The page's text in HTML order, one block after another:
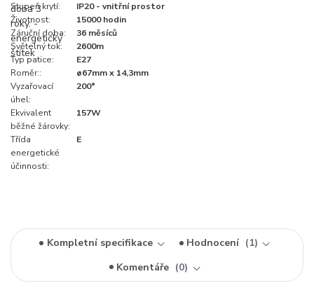
Stupeň krytí:
IP20 - vnitřní prostor
Životnost:
15000 hodin
Záruční doba:
36 měsíců
Světelný tok:
2600m
Typ patice:
E27
Roměr::
ø67mm x 14,3mm
Vyzařovací
úhel:
200°
Ekvivalent
běžné žárovky:
157W
Třída
energetické
účinnosti:
E
Kompletní specifikace Hodnocení
1
Komentáře
0